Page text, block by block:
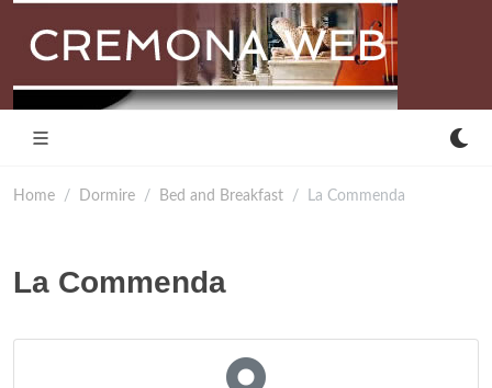
Home Dormire Bed and Breakfast La Commenda
La Commenda